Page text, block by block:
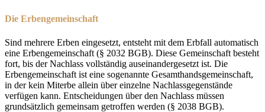
Die Erbengemeinschaft
Sind mehrere Erben eingesetzt, entsteht mit dem Erbfall automatisch
eine Erbengemeinschaft (§ 2032 BGB). Diese Gemeinschaft besteht
fort, bis der Nachlass vollständig auseinandergesetzt ist. Die
Erbengemeinschaft ist eine sogenannte Gesamthandsgemeinschaft,
in der kein Miterbe allein über einzelne Nachlassgegenstände
verfügen kann. Entscheidungen über den Nachlass müssen
grundsätzlich gemeinsam getroffen werden (§ 2038 BGB).